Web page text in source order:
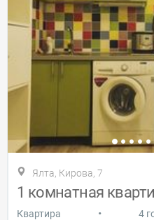
Ялта, Кирова, 7
1 комнатная
Квартира • 4